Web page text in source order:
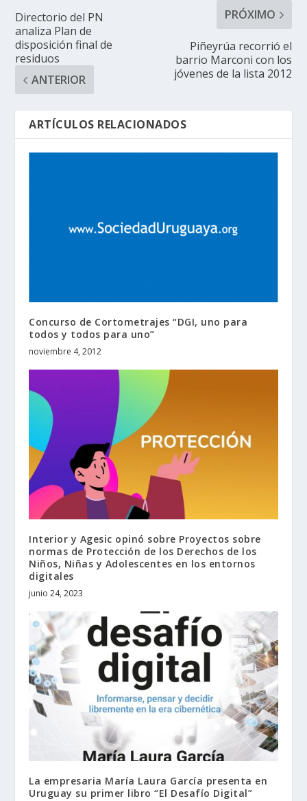
Directorio del PN
analiza Plan de
disposición final de
residuos
ANTERIOR
PRÓXIMO
Piñeyrúa recorrió el
barrio Marconi con los
jóvenes de la lista 2012
ARTÍCULOS RELACIONADOS
Concurso de Cortometrajes “DGI, uno para
todos y todos para uno”
noviembre 4, 2012
Interior y Agesic opinó sobre Proyectos sobre
normas de Protección de los Derechos de los
Niños, Niñas y Adolescentes en los entornos
digitales
junio 24, 2023
La empresaria María Laura García presenta en
Uruguay su primer libro “El Desafío Digital”